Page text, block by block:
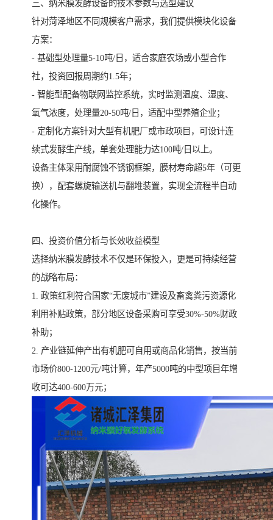
三、纳米膜发酵设备的技术参数与选型建议
针对菏泽地区不同规模客户需求，我们提供模块化设备
方案：
- 基础型处理量5-10吨/日，适合家庭农场或小型合作
社，投资回报周期约1.5年；
- 智能型配备物联网监控系统，实时监测温度、湿度、
氧气浓度，处理量20-50吨/日，适配中型养殖企业；
- 定制化方案针对大型有机肥厂或市政项目，可设计连
续式发酵生产线，单套处理能力达100吨/日以上。
设备主体采用耐腐蚀不锈钢框架，膜材寿命超5年（可更
换），配套螺旋输送机与翻堆装置，实现全流程半自动
化操作。
四、投资价值分析与长效收益模型
选择纳米膜发酵技术不仅是环保投入，更是可持续经营
的战略布局：
1. 政策红利符合国家“无废城市”建设及畜禽粪污资源化
利用补贴政策，部分地区设备采购可享受30%-50%财政
补助；
2. 产业链延伸产出有机肥可自用或商品化销售，按当前
市场价800-1200元/吨计算，年产5000吨的中型项目年增
收可达400-600万元；